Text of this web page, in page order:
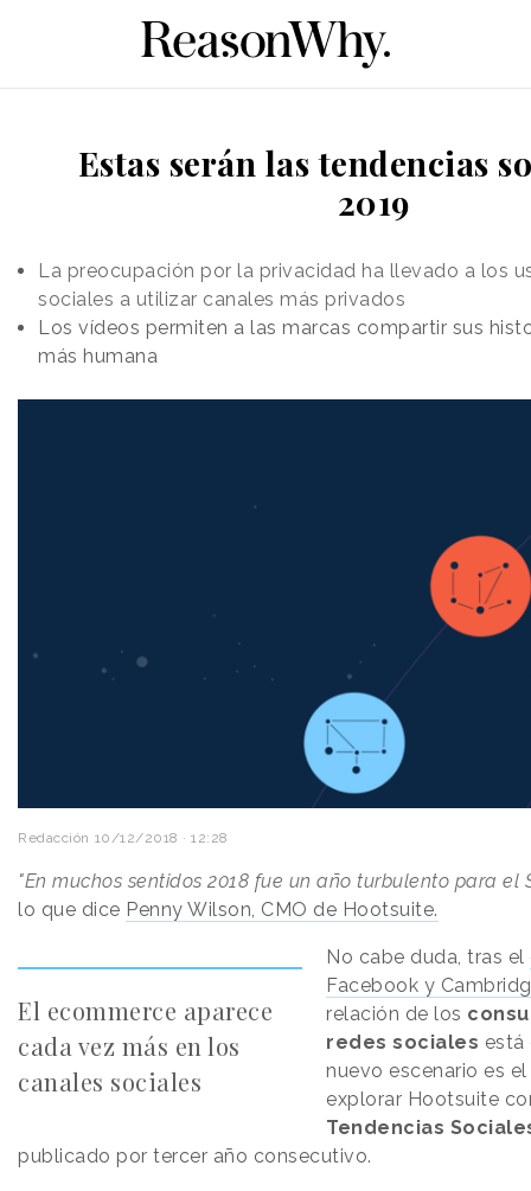
Estas serán las tendencias
2019
La preocupación por la privacidad ha llevado a los
sociales a utilizar canales más privados
Los vídeos permiten a las marcas compartir sus
más humana
Redacción 10/12/2018 · 12:28
"En muchos sentidos 2018 fue un año turbulento para el
lo que dice Penny Wilson, CMO de Hootsuite.
El ecommerce aparece
cada vez más en los
canales sociales
No cabe duda, tras el
Facebook y
relación de los
redes sociales está
nuevo escenario es
explorar Hootsuite
Tendencias
publicado por tercer año consecutivo.